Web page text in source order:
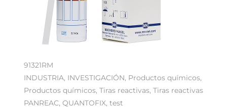
91321RM
INDUSTRIA, INVESTIGACIÓN, Productos químicos,
Productos químicos, Tiras reactivas, Tiras reactivas
PANREAC, QUANTOFIX, test